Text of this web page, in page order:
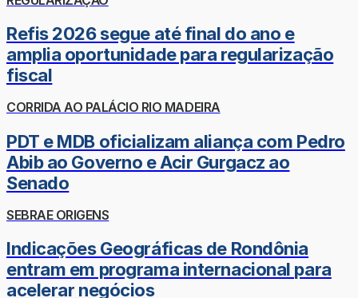
Refis 2026 segue até final do ano e
amplia oportunidade para regularização
fiscal
CORRIDA AO PALÁCIO RIO MADEIRA
PDT e MDB oficializam aliança com Pedro
Abib ao Governo e Acir Gurgacz ao
Senado
SEBRAE ORIGENS
Indicações Geográficas de Rondônia
entram em programa internacional para
acelerar negócios